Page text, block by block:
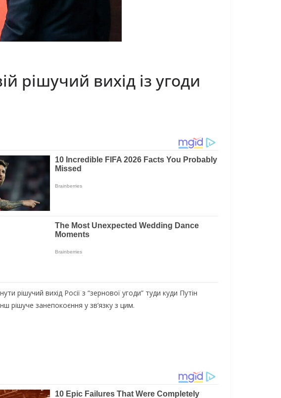
рішучий вихід із угоди
рішучий вихід Росії з “зернової угоди” туди куди Путін
рішуче занепокоєння у зв’язку з цим.